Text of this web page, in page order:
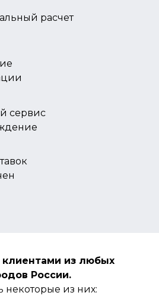
расчет
сервис
клиентами из любых
России.
некоторые из них: